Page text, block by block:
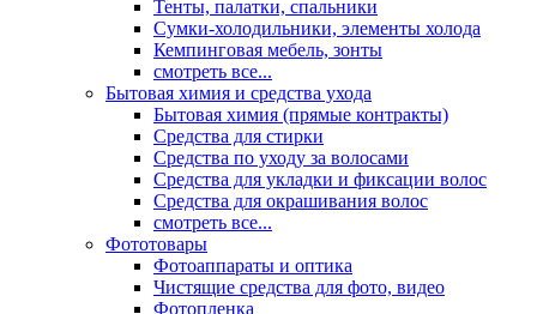
Тенты, палатки, спальники
Сумки-холодильники, элементы холода
Кемпинговая мебель, зонты
смотреть все...
Бытовая химия и средства ухода
Бытовая химия (прямые контракты)
Средства для стирки
Средства по уходу за волосами
Средства для укладки и фиксации волос
Средства для окрашивания волос
смотреть все...
Фототовары
Фотоаппараты и оптика
Чистящие средства для фото, видео
Фотопленка